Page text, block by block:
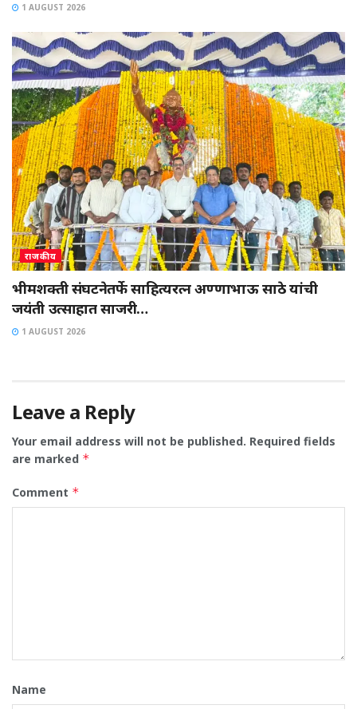
1 AUGUST 2026
राजकीय
भीमशक्ती संघटनेतर्फे साहित्यरत्न अण्णाभाऊ साठे यांची
जयंती उत्साहात साजरी…
1 AUGUST 2026
Leave a Reply
Your email address will not be published. Required fields
are marked *
Comment *
Name